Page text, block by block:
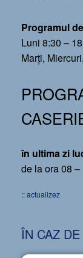
Programul
Luni 8:30 –
Marți,
în ultima zi
de la ora 08 –
:: actualizez
ÎN CAZ